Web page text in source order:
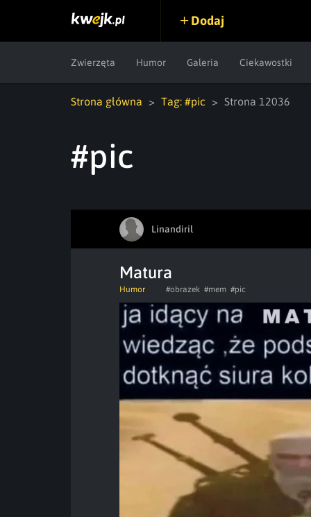
Dodaj
Zwierzęta Humor Galeria Ciekawostki
Strona główna Tag: #pic Strona 12036
#pic
Linandiril
Matura
Humor #obrazek #mem #pic